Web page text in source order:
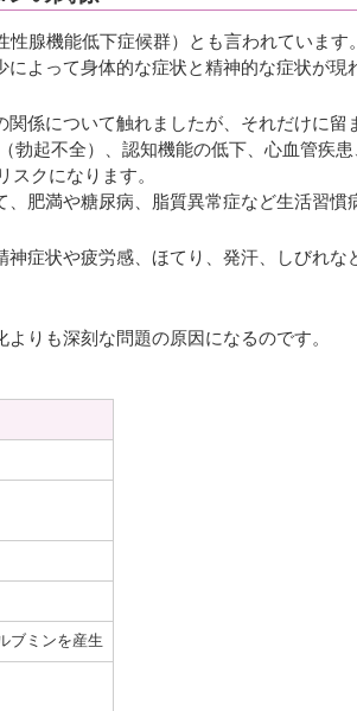
腺機能低下症候群）とも言われています。
よって身体的な症状と精神的な症状が現
係について触れましたが、それだけに留
勃起不全）、認知機能の低下、心血管疾
クになります。
肥満や糖尿病、脂質異常症など生活習慣
神症状や疲労感、ほてり、発汗、しびれ
りも深刻な問題の原因になるのです。
ブミンを産⽣